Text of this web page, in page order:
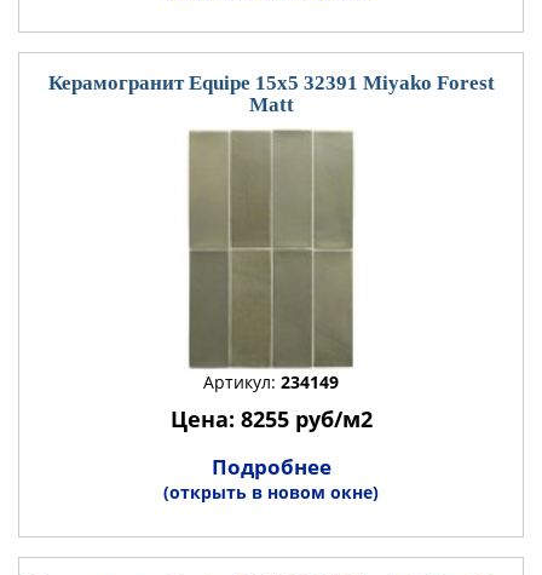
Керамогранит Equipe 15x5 32391 Miyako Forest
Matt
Артикул: 234149
Цена: 8255 руб/м2
Подробнее
(открыть в новом окне)